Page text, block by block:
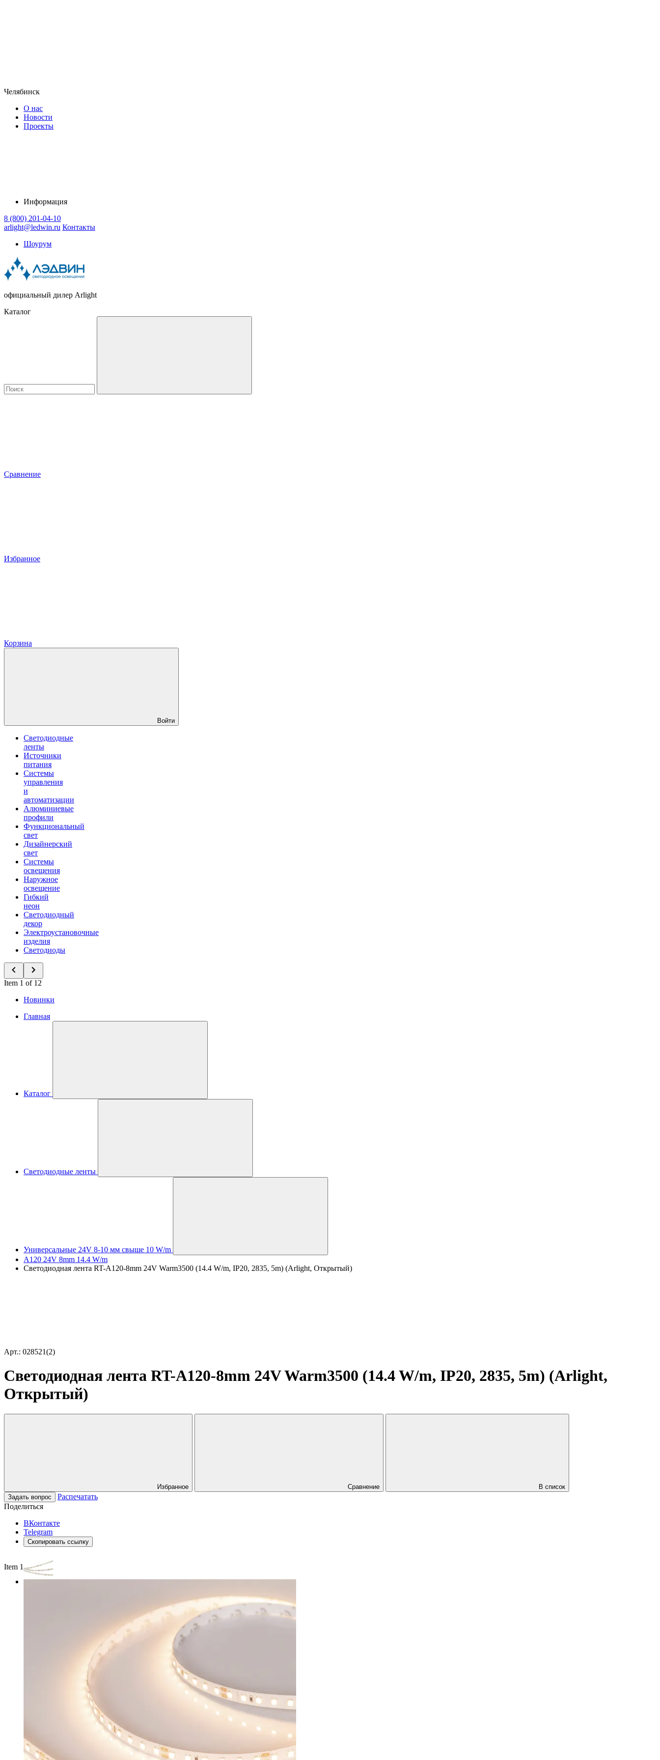
Челябинск
О нас
Новости
Проекты
Информация
8 (800) 201-04-10
arlight@ledwin.ru Контакты
Шоурум
официальный дилер Arlight
Каталог
Сравнение
Избранное
Корзина
Войти
Светодиодные
ленты
Источники
питания
Системы
управления
и
автоматизации
Алюминиевые
профили
Функциональный
свет
Дизайнерский
свет
Системы
освещения
Наружное
освещение
Гибкий
неон
Светодиодный
декор
Электроустановочные
изделия
Светодиоды
Item 1 of 12
Новинки
Главная
Каталог
Светодиодные ленты
Универсальные 24V 8-10 мм свыше 10 W/m
A120 24V 8mm 14.4 W/m
Светодиодная лента RT-A120-8mm 24V Warm3500 (14.4 W/m, IP20, 2835, 5m) (Arlight, Открытый)
Арт.: 028521(2)
Светодиодная лента RT-A120-8mm 24V Warm3500 (14.4 W/m, IP20, 2835, 5m) (Arlight,
Открытый)
Избранное Сравнение
В список
Задать вопрос
Распечатать
Поделиться
ВКонтакте
Telegram
Скопировать ссылку
Item 1 of 3